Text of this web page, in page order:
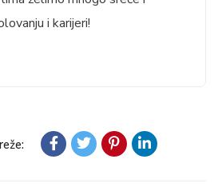
i karijeri!